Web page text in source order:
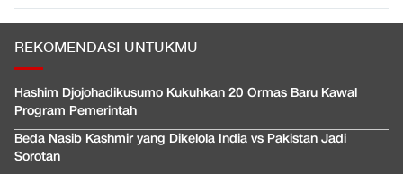
REKOMENDASI UNTUKMU
Hashim Djojohadikusumo Kukuhkan 20 Ormas Baru Kawal
Program Pemerintah
Beda Nasib Kashmir yang Dikelola India vs Pakistan Jadi
Sorotan